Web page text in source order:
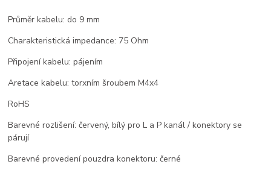
Průměr kabelu: do 9 mm
Charakteristická impedance: 75 Ohm
Připojení kabelu: pájením
Aretace kabelu: torxním šroubem M4x4
RoHS
Barevné rozlišení: červený, bílý pro L a P kanál / konektory se
párují
Barevné provedení pouzdra konektoru: černé